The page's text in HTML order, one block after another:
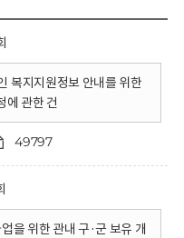
복지지원정보 안내를 위한
에 관한 건
49797
을 위한 관내 구·군 보유 개